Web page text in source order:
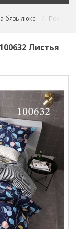
бязь люкс
Листья